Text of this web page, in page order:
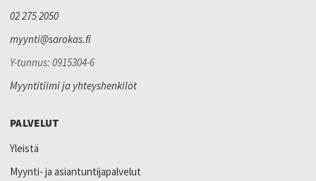
02 275 2050
myynti@sarokas.fi
Y-tunnus: 0915304-6
Myyntitiimi ja yhteyshenkilöt
PALVELUT
Yleistä
Myynti- ja asiantuntijapalvelut